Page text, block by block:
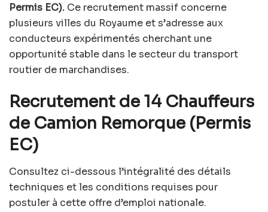
Permis EC). Ce recrutement massif concerne
plusieurs villes du Royaume et s’adresse aux
conducteurs expérimentés cherchant une
opportunité stable dans le secteur du transport
routier de marchandises.
Recrutement de 14 Chauffeurs
de Camion Remorque (Permis
EC)
Consultez ci-dessous l’intégralité des détails
techniques et les conditions requises pour
postuler à cette offre d’emploi nationale.